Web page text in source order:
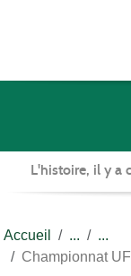
L'histoire, il y a
Accueil
Championnat